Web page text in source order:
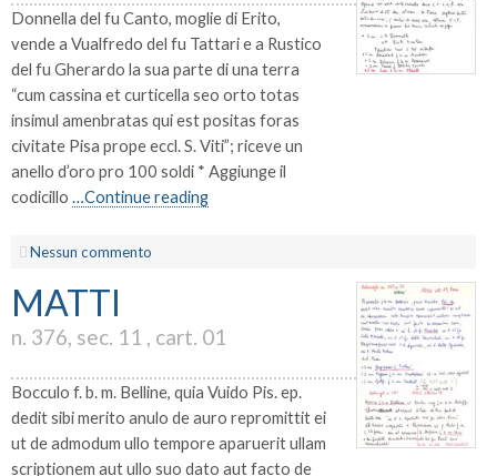
Donnella del fu Canto, moglie di Erito,
vende a Vualfredo del fu Tattari e a Rustico
del fu Gherardo la sua parte di una terra
“cum cassina et curticella seo orto totas
insimul amenbratas qui est positas foras
civitate Pisa prope eccl. S. Viti”; riceve un
anello d’oro pro 100 soldi * Aggiunge il
codicillo …Continue reading
Nessun commento
MATTI
n. 376, sec. 11 , cart. 01
Bocculo f. b. m. Belline, quia Vuido Pis. ep.
dedit sibi merito anulo de auro repromittit ei
ut de admodum ullo tempore aparuerit ullam
scriptionem aut ullo suo dato aut facto de